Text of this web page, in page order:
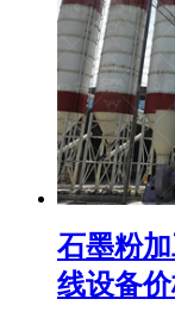
石墨粉
线设备